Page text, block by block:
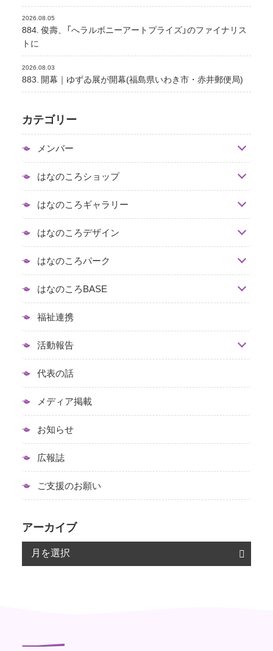
2026.08.05
884. 俊壽、「へラルボニーアートプライズ」のファイナリス
トに
2026.08.03
883. 開幕｜ゆずゐ展が開幕(福島県いわき市・赤井郵便局)
カテゴリー
メンバー
はなのころショップ
はなのころギャラリー
はなのころデザイン
はなのころパーク
はなのころBASE
福祉連携
活動報告
代表の話
メディア掲載
お知らせ
広報誌
ご支援のお願い
アーカイブ